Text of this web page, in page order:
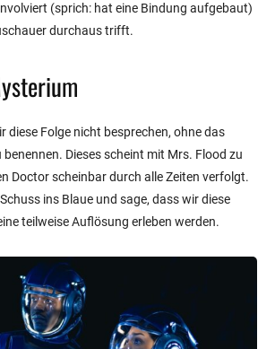
(sprich: hat eine Bindung aufgebaut)
durchaus trifft.
diese Folge nicht besprechen, ohne das
Dieses scheint mit Mrs. Flood zu
Doctor scheinbar durch alle Zeiten verfolgt.
ins Blaue und sage, dass wir diese
teilweise Auflösung erleben werden.